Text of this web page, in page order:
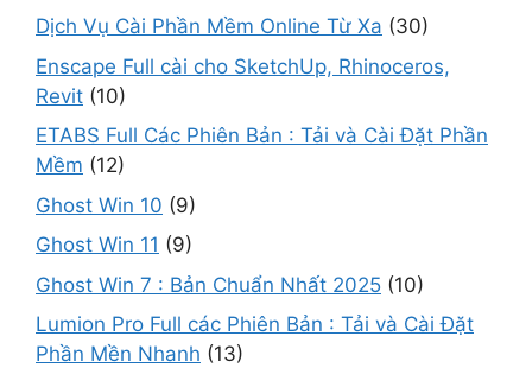
Dịch Vụ Cài Phần Mềm Online Từ Xa (30)
Enscape Full cài cho SketchUp, Rhinoceros,
Revit (10)
ETABS Full Các Phiên Bản : Tải và Cài Đặt Phần
Mềm (12)
Ghost Win 10 (9)
Ghost Win 11 (9)
Ghost Win 7 : Bản Chuẩn Nhất 2025 (10)
Lumion Pro Full các Phiên Bản : Tải và Cài Đặt
Phần Mền Nhanh (13)